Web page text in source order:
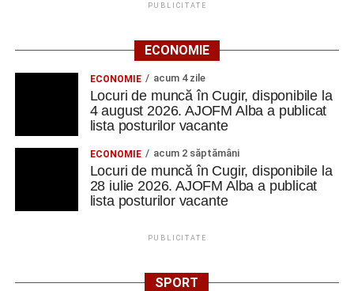
PUBLICITATE
ECONOMIE
ECONOMIE acum 4 zile
Locuri de muncă în Cugir, disponibile la
4 august 2026. AJOFM Alba a publicat
lista posturilor vacante
ECONOMIE acum 2 săptămâni
Locuri de muncă în Cugir, disponibile la
28 iulie 2026. AJOFM Alba a publicat
lista posturilor vacante
PUBLICITATE
SPORT